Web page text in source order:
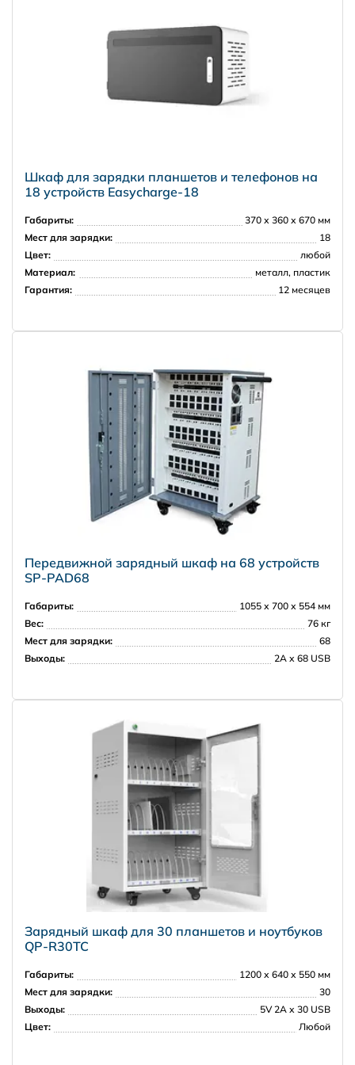
5000 рублей в пределах МКАД
7000 рублей в пределах 30 км от МКАД
Доставка за рубеж
PRISMA
Шкаф для зарядки планшетов и телефонов на
18 устройств Easycharge-18
Габариты:
370 х 360 х 670 мм
Мест для зарядки:
18
Цвет:
любой
Материал:
металл, пластик
Гарантия:
12 месяцев
Передвижной зарядный шкаф на 68 устройств
SP-PAD68
Габариты:
1055 х 700 х 554 мм
Вес:
76 кг
Мест для зарядки:
68
Выходы:
2A х 68 USB
Зарядный шкаф для 30 планшетов и ноутбуков
QP-R30TC
Габариты:
1200 х 640 х 550 мм
Мест для зарядки:
30
Выходы:
5V 2A х 30 USB
Цвет:
Любой